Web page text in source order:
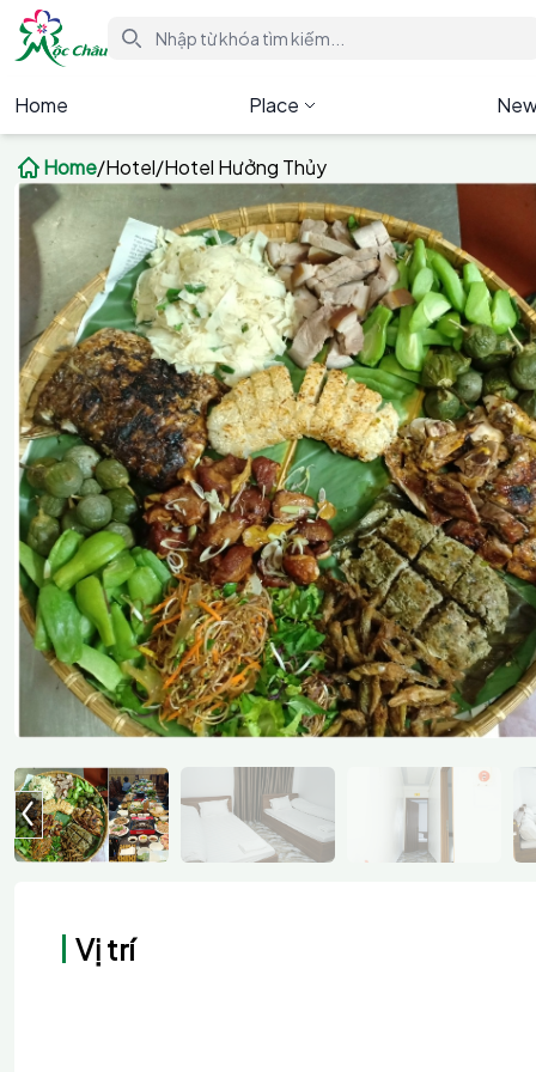
Home Place
Home/Hotel/Hotel Hưởng Thủy
Vị trí